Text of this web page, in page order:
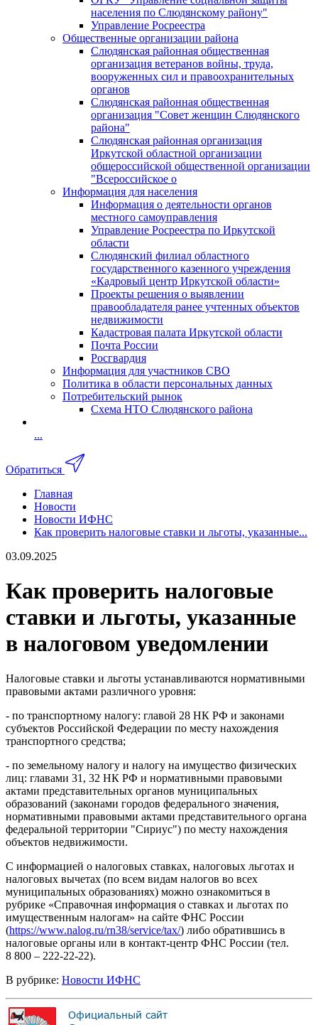
населения по Слюдянскому району"
Управление Росреестра
Общественные организации района
Слюдянская районная общественная
организация ветеранов войны, труда,
вооруженных сил и правоохранительных
органов
Слюдянская районная общественная
организация "Совет женщин Слюдянского
района"
Слюдянская районная организация
Иркутской областной организации
общероссийской общественной организации
"Всероссийское о
Информация для населения
Информация о деятельности органов
местного самоуправления
Управление Росреестра по Иркутской
области
Слюдянский филиал областного
государственного казенного учреждения
«Кадровый центр Иркутской области»
Проекты решения о выявлении
правообладателя ранее учтенных объектов
недвижимости
Кадастровая палата Иркутской области
Почта России
Росгвардия
Информация для участников СВО
Политика в области персональных данных
Потребительский рынок
Схема НТО Слюдянского района
...
Обратиться
Главная
Новости
Новости ИФНС
Как проверить налоговые ставки и льготы, указанные...
03.09.2025
Как проверить налоговые
ставки и льготы, указанные
в налоговом уведомлении
Налоговые ставки и льготы устанавливаются нормативными
правовыми актами различного уровня:
- по транспортному налогу: главой 28 НК РФ и законами
субъектов Российской Федерации по месту нахождения
транспортного средства;
- по земельному налогу и налогу на имущество физических
лиц: главами 31, 32 НК РФ и нормативными правовыми
актами представительных органов муниципальных
образований (законами городов федерального значения,
нормативными правовыми актами представительного органа
федеральной территории "Сириус") по месту нахождения
объектов недвижимости.
С информацией о налоговых ставках, налоговых льготах и
налоговых вычетах (по всем видам налогов во всех
муниципальных образованиях) можно ознакомиться в
рубрике «Справочная информация о ставках и льготах по
имущественным налогам» на сайте ФНС России
(https://www.nalog.ru/rn38/service/tax/) либо обратившись в
налоговые органы или в контакт-центр ФНС России (тел.
8 800 – 222-22-22).
В рубрике: Новости ИФНС